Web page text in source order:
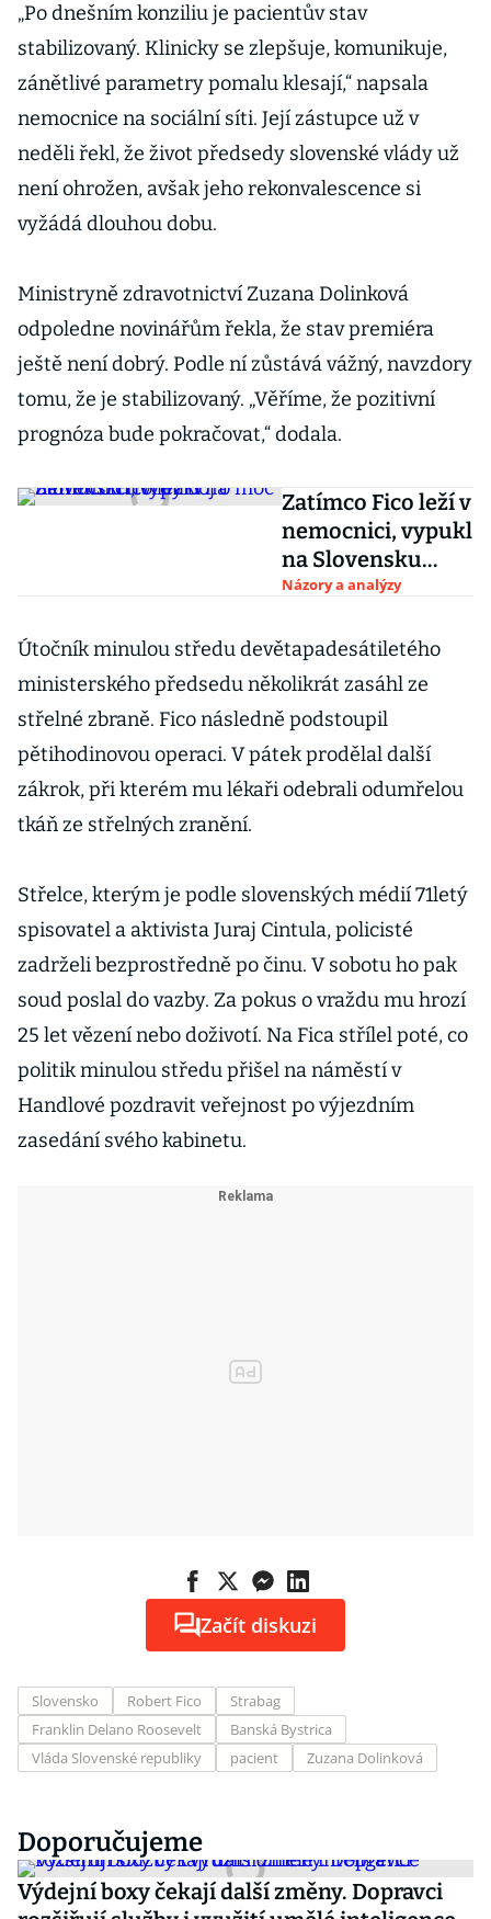
„Po dnešním konziliu je pacientův stav
stabilizovaný. Klinicky se zlepšuje, komunikuje,
zánětlivé parametry pomalu klesají,“ napsala
nemocnice na sociální síti. Její zástupce už v
neděli řekl, že život předsedy slovenské vlády už
není ohrožen, avšak jeho rekonvalescence si
vyžádá dlouhou dobu.
Ministryně zdravotnictví Zuzana Dolinková
odpoledne novinářům řekla, že stav premiéra
ještě není dobrý. Podle ní zůstává vážný, navzdory
tomu, že je stabilizovaný. „Věříme, že pozitivní
prognóza bude pokračovat,“ dodala.
Zatímco Fico leží v
nemocnici, vypukl
na Slovensku
tvrdý boj o moc
Názory a analýzy
Útočník minulou středu devětapadesátiletého
ministerského předsedu několikrát zasáhl ze
střelné zbraně. Fico následně podstoupil
pětihodinovou operaci. V pátek prodělal další
zákrok, při kterém mu lékaři odebrali odumřelou
tkáň ze střelných zranění.
Střelce, kterým je podle slovenských médií 71letý
spisovatel a aktivista Juraj Cintula, policisté
zadrželi bezprostředně po činu. V sobotu ho pak
soud poslal do vazby. Za pokus o vraždu mu hrozí
25 let vězení nebo doživotí. Na Fica střílel poté, co
politik minulou středu přišel na náměstí v
Handlové pozdravit veřejnost po výjezdním
zasedání svého kabinetu.
Začít diskuzi
Slovensko Robert Fico
Strabag
Franklin Delano Roosevelt
Banská Bystrica
Vláda Slovenské republiky
pacient Zuzana Dolinková
Doporučujeme
Výdejní boxy čekají další změny. Dopravci